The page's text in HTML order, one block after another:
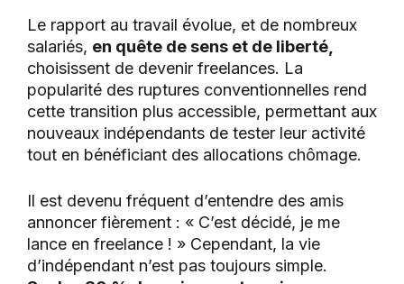
Le rapport au travail évolue, et de nombreux
salariés, en quête de sens et de liberté,
choisissent de devenir freelances. La
popularité des ruptures conventionnelles rend
cette transition plus accessible, permettant aux
nouveaux indépendants de tester leur activité
tout en bénéficiant des allocations chômage.
Il est devenu fréquent d’entendre des amis
annoncer fièrement : « C’est décidé, je me
lance en freelance ! » Cependant, la vie
d’indépendant n’est pas toujours simple.